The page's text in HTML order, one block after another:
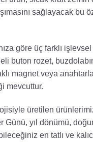
sağlayacak bu
göre üç farklı
buton rozet,
magnet veya
mevcuttur.
üretilen
Günü, yıl dönümü,
en tatlı ve